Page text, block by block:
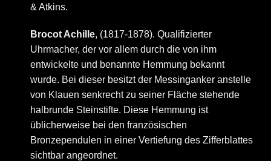
& Atkins.
Brocot Achille, (1817-1878). Qualifizierter
Uhrmacher, der vor allem durch die von ihm
entwickelte und benannte Hemmung bekannt
wurde. Bei dieser besitzt der Messinganker anstelle
von Klauen senkrecht zu seiner Fläche stehende
halbrunde Steinstifte. Diese Hemmung ist
üblicherweise bei den französischen
Bronzependulen in einer Vertiefung des Zifferblattes
sichtbar angeordnet.